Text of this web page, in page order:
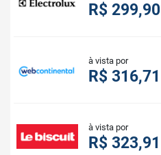
R$ 299,90
à vista por
R$ 316,71
à vista por
R$ 323,91